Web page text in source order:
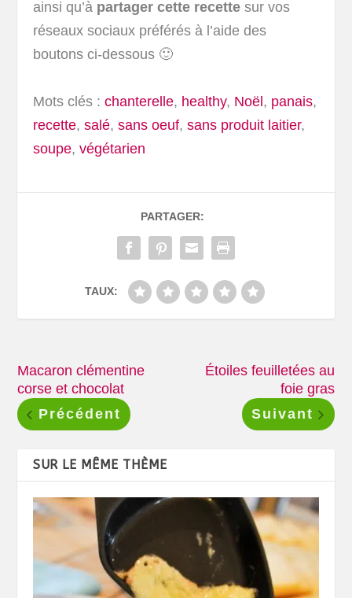
ainsi qu’à partager cette recette sur vos
réseaux sociaux préférés à l’aide des
boutons ci-dessous 🙂
Mots clés : chanterelle, healthy, Noël, panais,
recette,salé,sans oeuf,sans produit laitier,
soupe,végétarien
PARTAGER:
TAUX:
Macaron clémentine
corse et chocolat
Précédent
Étoiles feuilletées au
foie gras
Suivant
SUR LE MÊME THÈME